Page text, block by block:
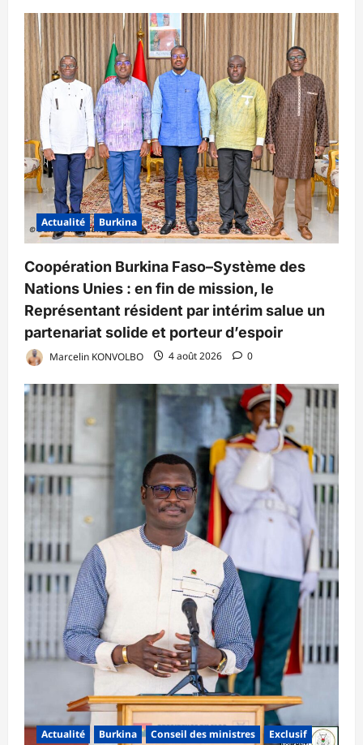
Actualité Burkina
Coopération Burkina Faso–Système des
Nations Unies : en fin de mission, le
Représentant résident par intérim salue un
partenariat solide et porteur d’espoir
Marcelin KONVOLBO 4 août 2026 0
Actualité Burkina Conseil des ministres Exclusif